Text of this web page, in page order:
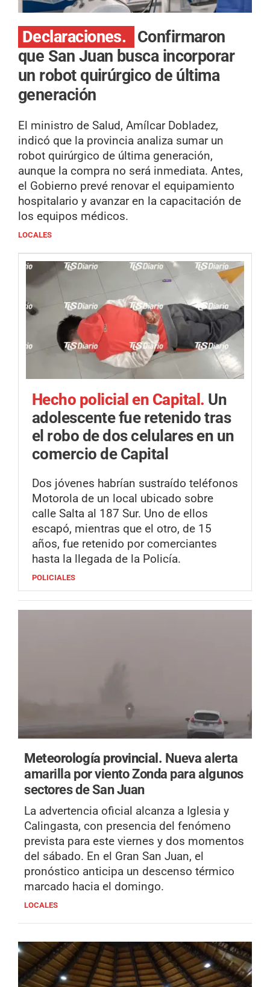
Declaraciones.
Confirmaron
que San Juan busca incorporar
un robot quirúrgico de última
generación
El ministro de Salud, Amílcar Dobladez,
indicó que la provincia analiza sumar un
robot quirúrgico de última generación,
aunque la compra no será inmediata. Antes,
el Gobierno prevé renovar el equipamiento
hospitalario y avanzar en la capacitación de
los equipos médicos.
LOCALES
Hecho policial en Capital. Un
adolescente fue retenido tras
el robo de dos celulares en un
comercio de Capital
Dos jóvenes habrían sustraído teléfonos
Motorola de un local ubicado sobre
calle Salta al 187 Sur. Uno de ellos
escapó, mientras que el otro, de 15
años, fue retenido por comerciantes
hasta la llegada de la Policía.
POLICIALES
Meteorología provincial. Nueva alerta
amarilla por viento Zonda para algunos
sectores de San Juan
La advertencia oficial alcanza a Iglesia y
Calingasta, con presencia del fenómeno
prevista para este viernes y dos momentos
del sábado. En el Gran San Juan, el
pronóstico anticipa un descenso térmico
marcado hacia el domingo.
LOCALES